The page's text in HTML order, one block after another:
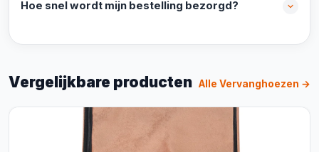
Hoe snel wordt mijn bestelling bezorgd?
Vergelijkbare producten Alle Vervanghoezen →